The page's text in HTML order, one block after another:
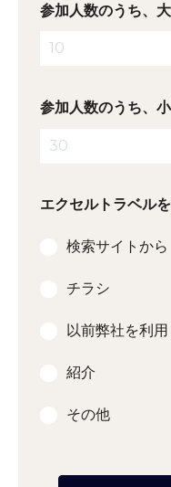
参加人数のうち、
参加人数のうち、
エクセルトラベル
検索サイトから
チラシ
以前弊社を利
紹介
その他